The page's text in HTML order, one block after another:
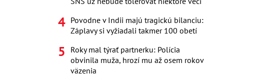
Povodne v Indii majú tragickú bilanciu:
Záplavy si vyžiadali takmer 100 obetí
Roky mal týrať partnerku: Polícia
obvinila muža, hrozí mu až osem rokov
väzenia